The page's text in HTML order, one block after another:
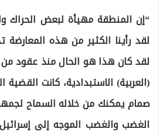
“إن المنطقة مهيأة لبعض الحراك
لقد رأينا الكثير من هذه
لقد كان هذا هو الحال منذ عقود
(العربية) الاستبدادية، كانت القضية
صمام يمكنك من خلاله السماح
الغضب والغضب الموجه إلى